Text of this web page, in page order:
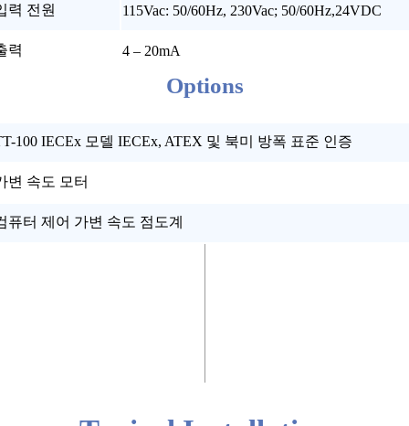
력 전원 115Vac: 50/60Hz, 230Vac; 50/60Hz,24VDC
력 4 – 20mA
Options
100 IECEx 모델 IECEx, ATEX 및 북미 방폭 표준 인증
변 속도 모터
퓨터 제어 가변 속도 점도계